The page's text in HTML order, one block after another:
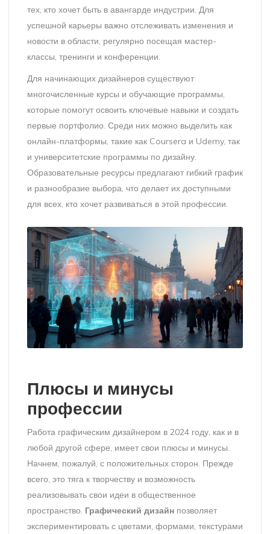
тех, кто хочет быть в авангарде индустрии. Для
успешной карьеры важно отслеживать изменения и
новости в области, регулярно посещая мастер-
классы, тренинги и конференции.
Для начинающих дизайнеров существуют
многочисленные курсы и обучающие программы,
которые помогут освоить ключевые навыки и создать
первые портфолио. Среди них можно выделить как
онлайн-платформы, такие как Coursera и Udemy, так
и университетские программы по дизайну.
Образовательные ресурсы предлагают гибкий график
и разнообразие выбора, что делает их доступными
для всех, кто хочет развиваться в этой профессии.
Плюсы и минусы
профессии
Работа графическим дизайнером в 2024 году, как и в
любой другой сфере, имеет свои плюсы и минусы.
Начнем, пожалуй, с положительных сторон. Прежде
всего, это тяга к творчеству и возможность
реализовывать свои идеи в общественное
пространство. Графический дизайн позволяет
экспериментировать с цветами, формами, текстурами